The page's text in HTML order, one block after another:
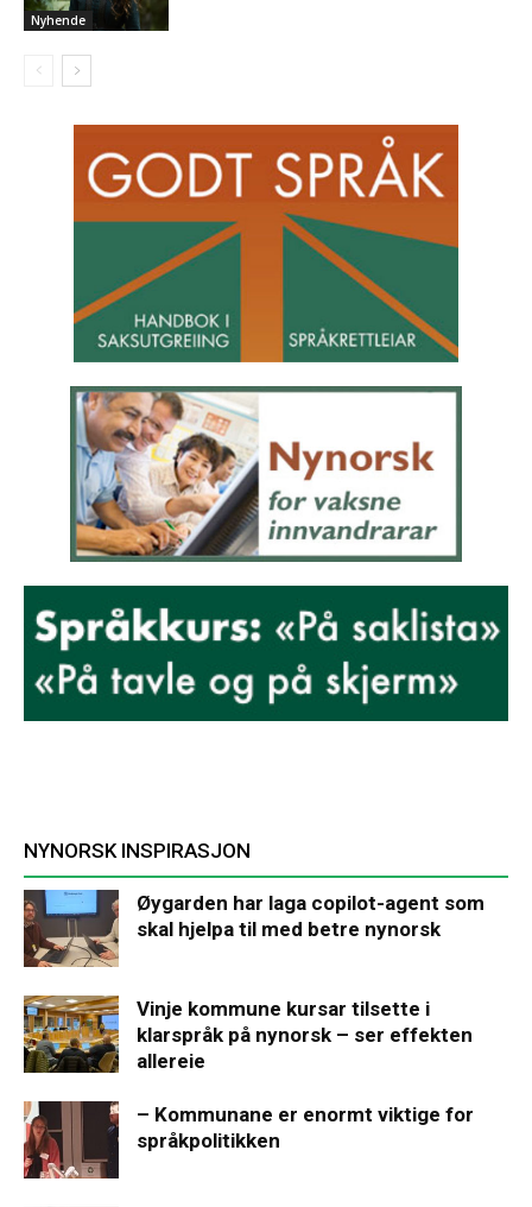
Nyhende
NYNORSK INSPIRASJON
Øygarden har laga copilot-agent som
skal hjelpa til med betre nynorsk
Vinje kommune kursar tilsette i
klarspråk på nynorsk – ser effekten
allereie
– Kommunane er enormt viktige for
språkpolitikken